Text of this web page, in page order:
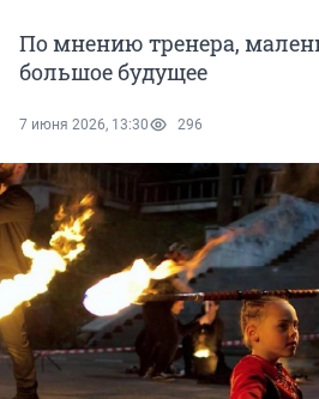
По мнению тренера,
большое будущее
7 июня 2026, 13:30 296